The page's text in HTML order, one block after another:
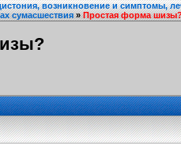
возникновение и симптомы,
сумасшествия»Простая форма